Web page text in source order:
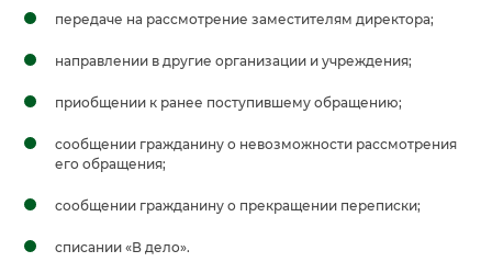
передаче на рассмотрение заместителям директора;
направлении в другие организации и учреждения;
приобщении к ранее поступившему обращению;
сообщении гражданину о невозможности рассмотрения
его обращения;
сообщении гражданину о прекращении переписки;
списании «В дело».